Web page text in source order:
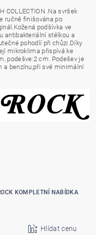
COLLECTION .Na svršek
ručně finišována po
podšívka ve
antibakteriální stélkou a
pohodlí při chůzi.Díky
mikroklima přispívá ke
podešve:2 cm. Podešev je
a benzínu,při své minimální
KOMPLETNÍ NABÍDKA
Hlídat cenu